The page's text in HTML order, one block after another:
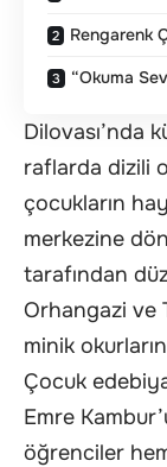
Rengarenk
“Okuma
Dilovası’nda
raflarda dizili
çocukların
merkezine
tarafından
Orhangazi ve
minik
Çocuk
Emre
öğrenciler